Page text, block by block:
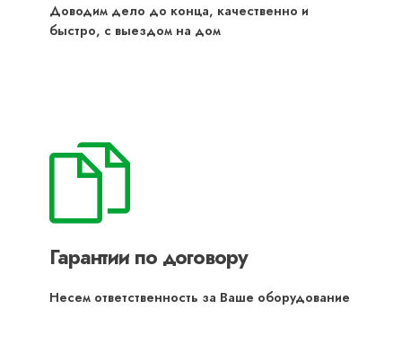
Доводим дело до конца, качественно и
быстро, с выездом на дом
Гарантии по договору
Несем ответственность за Ваше оборудование